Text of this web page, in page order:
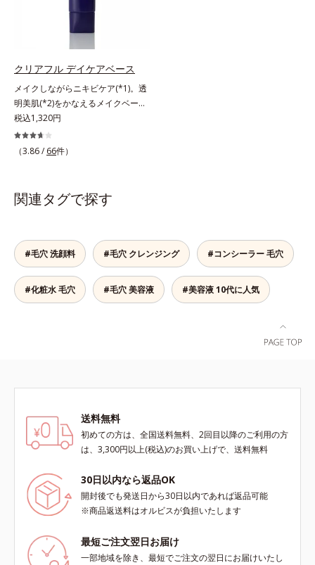
テスト済（すべての人に皮膚刺激が
おきないというわけではありませ
導体(*3)と5種の整肌成分(*4)から成
る「ナノVCショットカプセル(*5)」
て、高い浸透力(*6)と安定性を実
現。毛穴の目立ちをしっかりケア
(*7)して、ゆらぎやすいニキビ肌
を、みずみずしい清潔な垢抜け肌
(*1)へと導きます。たっぷりの保湿
成分で低刺激。敏感肌の方にもお使
脂性肌～普通肌）M＝しっとりタイ
プ（ニキビのできやすい肌・普通肌
ヘキシルデカン酸アスコルビル配合
＝整肌成分*4 天然ビタミンE、イノ
シット、フィチン酸、ユズセラミ
ド、スフィンゴ糖脂質*5 テトラ2-
ないというわけではありません※敏
感肌対象パッチテスト済（すべての
人に皮膚刺激がおきないというわけ
ョン・モイスチャーのみ）
クリアフル デイケアベース
メイクしながらニキビケア(*1)。透
明美肌(*2)をかなえるメイクベー
ス。ニキビがあると、メイクはニキ
ビに良くないのではないかと心配に
なりがち。しかし何も塗らないと、
デイケアベースは、ニキビケア(*1)
できる新発想のメイク下地。スキン
で、“ニキビをケアしたい”と“肌をキ
レイに見せたい”が同時に叶えられ
ます。ピンク味のあるベージュ色
で、塗るとくすみがさっと払われ、
キビ・肌荒れを防ぐ*2 うるおいに
よる透明感のある肌
税込1,320円
（3.86 / 66件）
関連タグで探す
#毛穴 洗顔料 #毛穴 クレンジング #コンシーラー 毛穴
#化粧水 毛穴 #毛穴 美容液 #美容液 10代に人気
送料無料
初めての方は、全国送料無料、2回目以降のご利用の方
は、3,300円以上(税込)のお買い上げで、送料無料
30日以内なら返品OK
開封後でも発送日から30日以内であれば返品可能
※商品返送料はオルビスが負担いたします
最短ご注文翌日お届け
一部地域を除き、最短でご注文の翌日にお届けいたし